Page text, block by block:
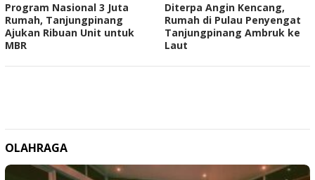
Program Nasional 3 Juta
Rumah, Tanjungpinang
Ajukan Ribuan Unit untuk
MBR
Diterpa Angin Kencang,
Rumah di Pulau Penyengat
Tanjungpinang Ambruk ke
Laut
OLAHRAGA